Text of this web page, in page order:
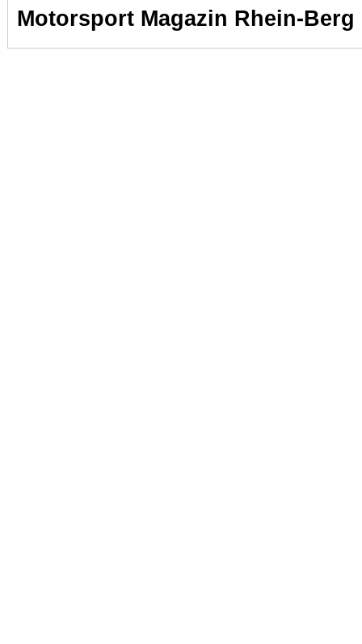
Motorsport Magazin Rhein-Berg